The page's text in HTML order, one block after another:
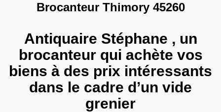
Brocanteur Thimory 45260
Antiquaire Stéphane , un
brocanteur qui achète vos
biens à des prix intéressants
dans le cadre d’un vide
grenier